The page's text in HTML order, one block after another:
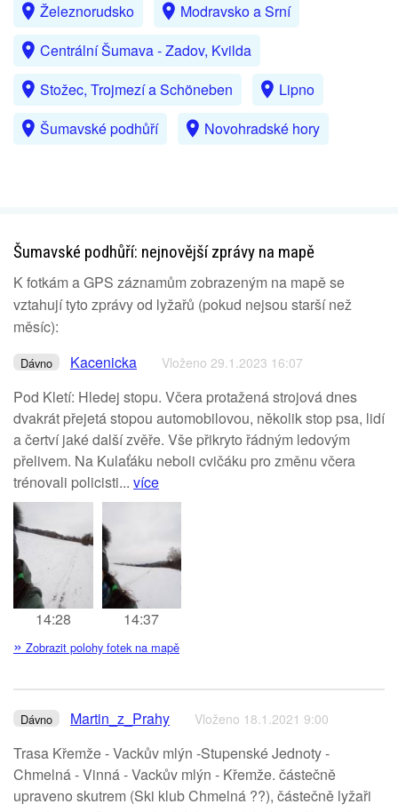
Železnorudsko
Modravsko a Srní
Centrální Šumava - Zadov, Kvilda
Stožec, Trojmezí a Schöneben
Lipno
Šumavské podhůří
Novohradské hory
Šumavské podhůří: nejnovější zprávy na mapě
K fotkám a GPS záznamům zobrazeným na mapě se
vztahují tyto zprávy od lyžařů (pokud nejsou starší než
měsíc):
Dávno Kacenicka Vloženo 29.1.2023 16:07
Pod Kletí: Hledej stopu. Včera protažená strojová dnes
dvakrát přejetá stopou automobilovou, několik stop psa, lidí
a čertví jaké další zvěře. Vše přikryto řádným ledovým
přelivem. Na Kulaťáku neboli cvičáku pro změnu včera
trénovali policisti... více
14:28 14:37
» Zobrazit polohy fotek na mapě
Dávno Martin_z_Prahy Vloženo 18.1.2021 9:00
Trasa Křemže - Vackův mlýn -Stupenské Jednoty -
Chmelná - Vinná - Vackův mlýn - Křemže. částečně
upraveno skutrem (Ski klub Chmelná ??), částečně lyžaři